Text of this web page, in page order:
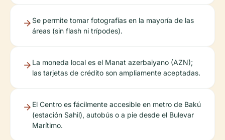
Se permite tomar fotografías en la mayoría de las
áreas (sin flash ni trípodes).
La moneda local es el Manat azerbaiyano (AZN);
las tarjetas de crédito son ampliamente aceptadas.
El Centro es fácilmente accesible en metro de Bakú
(estación Sahil), autobús o a pie desde el Bulevar
Marítimo.